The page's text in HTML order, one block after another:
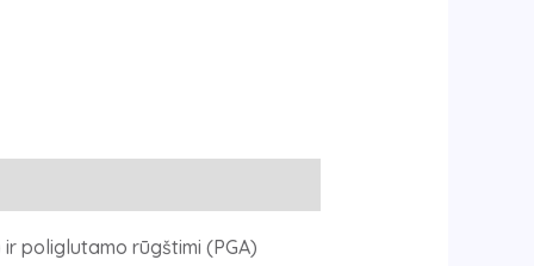
poliglutamo rūgštimi (PGA)